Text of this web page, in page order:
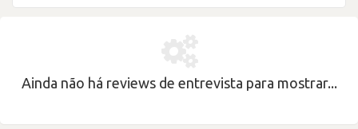
Ainda não há reviews de entrevista para mostrar...